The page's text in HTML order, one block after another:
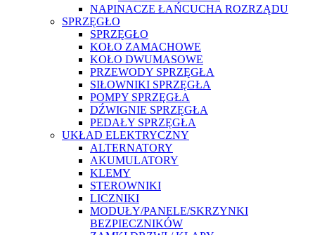
NAPINACZE ŁAŃCUCHA ROZRZĄDU
SPRZĘGŁO
SPRZĘGŁO
KOŁO ZAMACHOWE
KOŁO DWUMASOWE
PRZEWODY SPRZĘGŁA
SIŁOWNIKI SPRZĘGŁA
POMPY SPRZĘGŁA
DŹWIGNIE SPRZĘGŁA
PEDAŁY SPRZĘGŁA
UKŁAD ELEKTRYCZNY
ALTERNATORY
AKUMULATORY
KLEMY
STEROWNIKI
LICZNIKI
MODUŁY/PANELE/SKRZYNKI
BEZPIECZNIKÓW